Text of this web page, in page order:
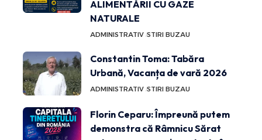
ALIMENTĂRII CU GAZE
NATURALE
ADMINISTRATIV STIRI BUZAU
Constantin Toma: Tabăra
Urbană, Vacanța de vară 2026
ADMINISTRATIV STIRI BUZAU
Florin Ceparu: Împreună putem
demonstra că Râmnicu Sărat